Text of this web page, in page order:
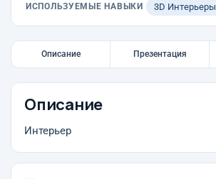
ИСПОЛЬЗУЕМЫЕ НАВЫКИ 3D Интерьеры
Описание Презентация
Описание
Интерьер